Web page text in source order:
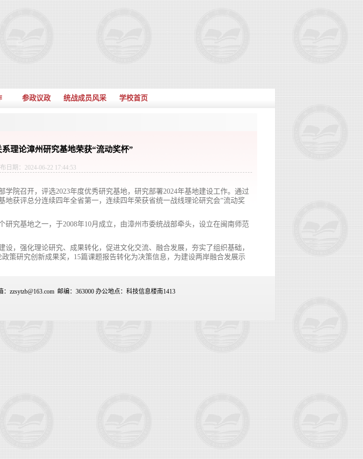
参政议政 统战成员风采 学校首页
系理论漳州研究基地荣获“流动奖杯”
日期：2024-06-22 17:44:53
院召开，评选2023年度优秀研究基地，研究部署2024年基地建设工作。通过
获评总分连续四年全省第一，连续四年荣获省统一战线理论研究会“流动奖
究基地之一，于2008年10月成立，由漳州市委统战部牵头，设立在闽南师范
，强化理论研究、成果转化，促进文化交流、融合发展，夯实了组织基础，
策研究创新成果奖，15篇课题报告转化为决策信息，为建设两岸融合发展示
zzsytzb@163.com 邮编：363000 办公地点：科技信息楼南1413